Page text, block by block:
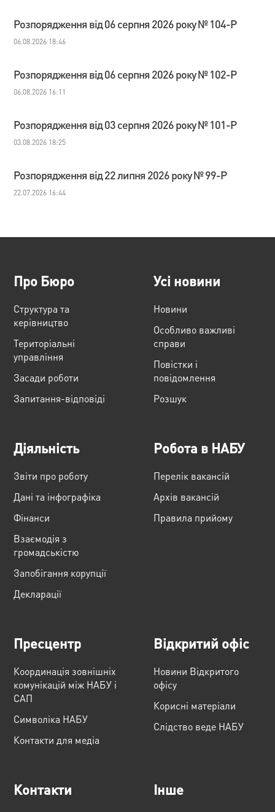
Розпорядження від 06 серпня 2026 року № 104-Р
06.08.2026 18:46
Розпорядження від 06 серпня 2026 року № 102-Р
06.08.2026 16:11
Розпорядження від 03 серпня 2026 року № 101-Р
03.08.2026 18:25
Розпорядження від 22 липня 2026 року № 99-Р
22.07.2026 16:44
Про Бюро
Структура та
керівництво
Територіальні
управління
Засади роботи
Запитання-відповіді
Усі новини
Новини
Особливо важливі
справи
Повістки і
повідомлення
Розшук
Діяльність
Звіти про роботу
Дані та інфографіка
Фінанси
Взаємодія з
громадськістю
Запобігання корупції
Декларації
Робота в НАБУ
Перелік вакансій
Архів вакансій
Правила прийому
Пресцентр
Координація зовнішніх
комунікацій між НАБУ і
САП
Cимволіка НАБУ
Контакти для медіа
Відкритий офіс
Новини Відкритого
офісу
Корисні матеріали
Слідство веде НАБУ
Контакти Інше